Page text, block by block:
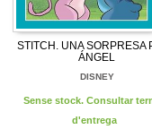
STITCH. UNA SORPRESA
ÁNGEL
DISNEY
Sense stock. Consultar
d'entrega